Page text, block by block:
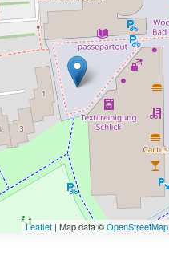
Leaflet | Map data ©OpenStreetMap